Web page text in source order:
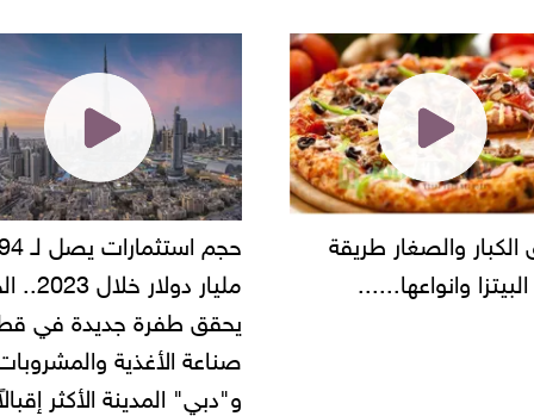
حجم استثمارات يصل لـ 94
مليار دولار خلال 2023.. الخليج
يحقق طفرة جديدة في قطاع
صناعة الأغذية والمشروبات..
و"دبي" المدينة الأكثر إقبالاً
"أمن
شركة
أموال